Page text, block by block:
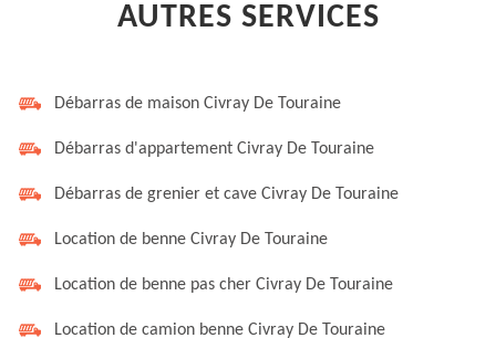
AUTRES SERVICES
Débarras de maison Civray De Touraine
Débarras d'appartement Civray De Touraine
Débarras de grenier et cave Civray De Touraine
Location de benne Civray De Touraine
Location de benne pas cher Civray De Touraine
Location de camion benne Civray De Touraine